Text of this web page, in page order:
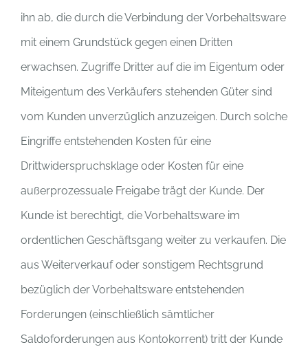
ihn ab, die durch die Verbindung der Vorbehaltsware
mit einem Grundstück gegen einen Dritten
erwachsen. Zugriffe Dritter auf die im Eigentum oder
Miteigentum des Verkäufers stehenden Güter sind
vom Kunden unverzüglich anzuzeigen. Durch solche
Eingriffe entstehenden Kosten für eine
Drittwiderspruchsklage oder Kosten für eine
außerprozessuale Freigabe trägt der Kunde. Der
Kunde ist berechtigt, die Vorbehaltsware im
ordentlichen Geschäftsgang weiter zu verkaufen. Die
aus Weiterverkauf oder sonstigem Rechtsgrund
bezüglich der Vorbehaltsware entstehenden
Forderungen (einschließlich sämtlicher
Saldoforderungen aus Kontokorrent) tritt der Kunde